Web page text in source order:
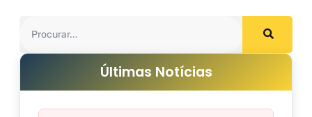
Últimas Notícias